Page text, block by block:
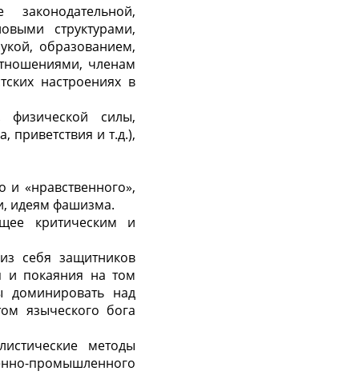
структурами,
образованием,
членам
настроениях в
физической силы,
приветствия и т.д.),
и «нравственного»,
идеям фашизма.
критическим и
себя защитников
и покаяния на том
доминировать над
языческого бога
методы
промышленного